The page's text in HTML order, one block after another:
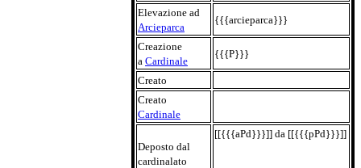
Elevazione ad
Arcieparca
{{{arcieparca}}}
Creazione
a Cardinale
{{{P}}}
Creato
Creato
Cardinale
Deposto dal
cardinalato
[[{{{aPd}}}]] da [[{{{pPd}}}]]